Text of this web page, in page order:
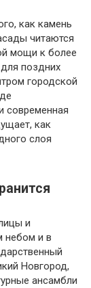
как камень
читаются
мощи к более
поздних
городской
современная
как
слоя
и
небом и в
Новгород,
ансамбли